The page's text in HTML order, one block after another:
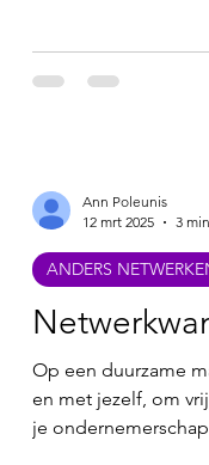
Op een duurzame
en met jezelf, om
je
ANDERS
Ann Poleunis
12 mrt 2025
3